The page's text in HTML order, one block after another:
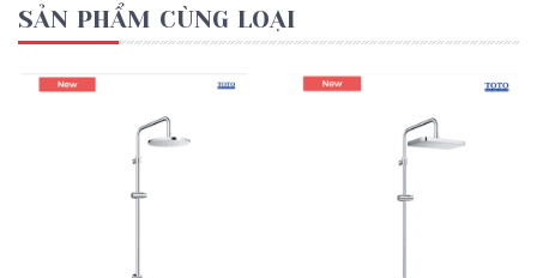
SẢN PHẨM CÙNG LOẠI